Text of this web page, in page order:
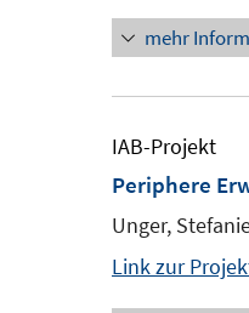
mehr
IAB-Projekt
Periphere
Unger,
Link zur